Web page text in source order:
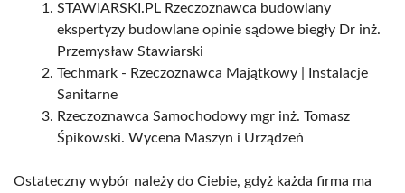
STAWIARSKI.PL Rzeczoznawca budowlany
ekspertyzy budowlane opinie sądowe biegły Dr inż.
Przemysław Stawiarski
Techmark - Rzeczoznawca Majątkowy | Instalacje
Sanitarne
Rzeczoznawca Samochodowy mgr inż. Tomasz
Śpikowski. Wycena Maszyn i Urządzeń
Ostateczny wybór należy do Ciebie, gdyż każda firma ma